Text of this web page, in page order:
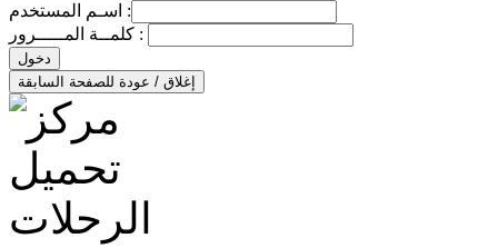
اسـم المستخدم :
كلمــة المـــــرور :
دخول
إغلاق / عودة للصفحة السابقة